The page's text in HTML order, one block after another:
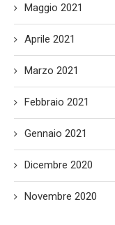
Maggio 2021
Aprile 2021
Marzo 2021
Febbraio 2021
Gennaio 2021
Dicembre 2020
Novembre 2020